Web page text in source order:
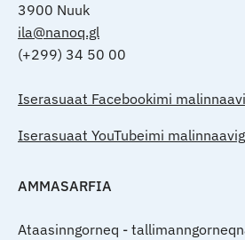
3900 Nuuk
ila@nanoq.gl
(+299) 34 50 00
Iserasuaat Facebookimi
Iserasuaat YouTubeimi
AMMASARFIA
Ataasinngorneq -